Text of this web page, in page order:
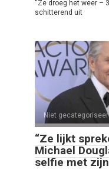
“Ze droeg het weer –
schitterend uit
Niet
“Ze lijkt
Michael
selfie met